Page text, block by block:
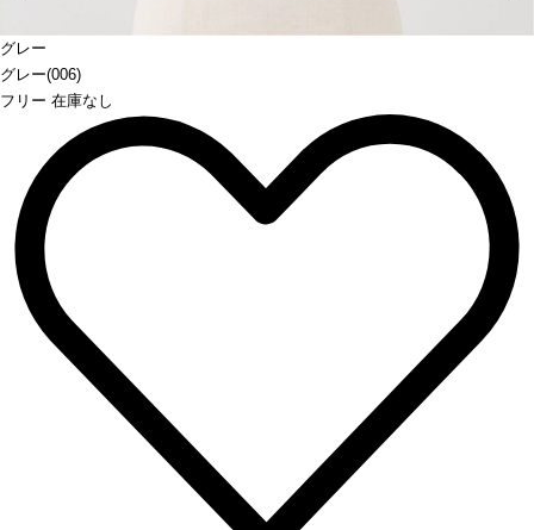
グレー
グレー(006)
フリー 在庫なし